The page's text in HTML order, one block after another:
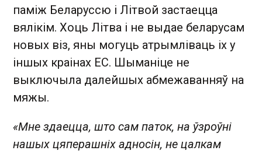
паміж Беларуссю і Літвой застаецца
вялікім. Хоць Літва і не выдае беларусам
новых віз, яны могуць атрымліваць іх у
іншых краінах ЕС. Шыманіце не
выключыла далейшых абмежаванняў на
мяжы.
«Мне здаецца, што сам паток, на ўзроўні
нашых цяперашніх адносін, не цалкам